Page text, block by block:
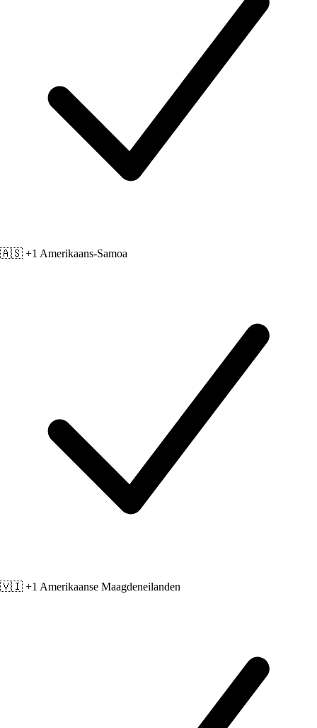
🇦🇸 +1 Amerikaans-Samoa
🇻🇮 +1 Amerikaanse Maagdeneilanden